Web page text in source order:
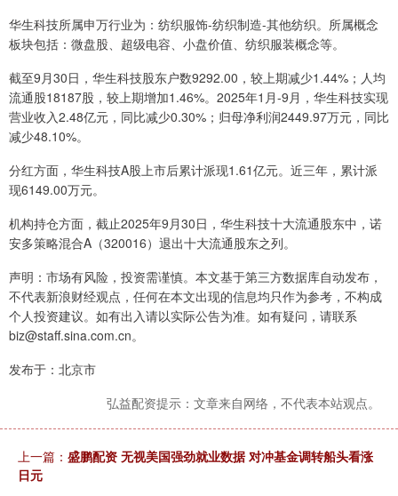
华生科技所属申万行业为：纺织服饰-纺织制造-其他纺织。所属概念
板块包括：微盘股、超级电容、小盘价值、纺织服装概念等。
截至9月30日，华生科技股东户数9292.00，较上期减少1.44%；人均
流通股18187股，较上期增加1.46%。2025年1月-9月，华生科技实现
营业收入2.48亿元，同比减少0.30%；归母净利润2449.97万元，同比
减少48.10%。
分红方面，华生科技A股上市后累计派现1.61亿元。近三年，累计派
现6149.00万元。
机构持仓方面，截止2025年9月30日，华生科技十大流通股东中，诺
安多策略混合A（320016）退出十大流通股东之列。
声明：市场有风险，投资需谨慎。本文基于第三方数据库自动发布，
不代表新浪财经观点，任何在本文出现的信息均只作为参考，不构成
个人投资建议。如有出入请以实际公告为准。如有疑问，请联系
biz@staff.sina.com.cn。
发布于：北京市
弘益配资提示：文章来自网络，不代表本站观点。
上一篇： 盛鹏配资 无视美国强劲就业数据 对冲基金调转船头看涨
日元